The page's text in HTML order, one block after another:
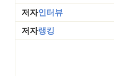
저자인터뷰
저자랭킹